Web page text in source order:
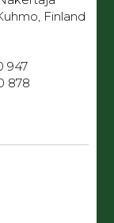
Finland
947
878